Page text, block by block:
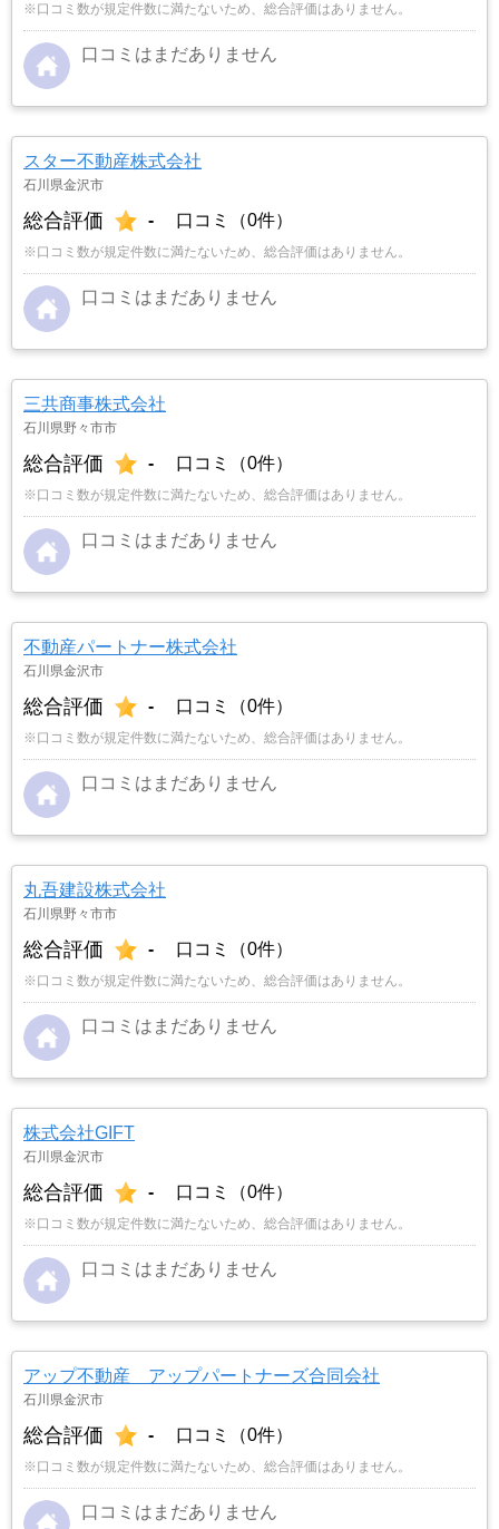
※口コミ数が規定件数に満たないため、総合評価はありません。
口コミはまだありません
スター不動産株式会社
石川県金沢市
総合評価 - 口コミ（0件）
※口コミ数が規定件数に満たないため、総合評価はありません。
口コミはまだありません
三共商事株式会社
石川県野々市市
総合評価 - 口コミ（0件）
※口コミ数が規定件数に満たないため、総合評価はありません。
口コミはまだありません
不動産パートナー株式会社
石川県金沢市
総合評価 - 口コミ（0件）
※口コミ数が規定件数に満たないため、総合評価はありません。
口コミはまだありません
丸吾建設株式会社
石川県野々市市
総合評価 - 口コミ（0件）
※口コミ数が規定件数に満たないため、総合評価はありません。
口コミはまだありません
株式会社GIFT
石川県金沢市
総合評価 - 口コミ（0件）
※口コミ数が規定件数に満たないため、総合評価はありません。
口コミはまだありません
アップ不動産 アップパートナーズ合同会社
石川県金沢市
総合評価 - 口コミ（0件）
※口コミ数が規定件数に満たないため、総合評価はありません。
口コミはまだありません